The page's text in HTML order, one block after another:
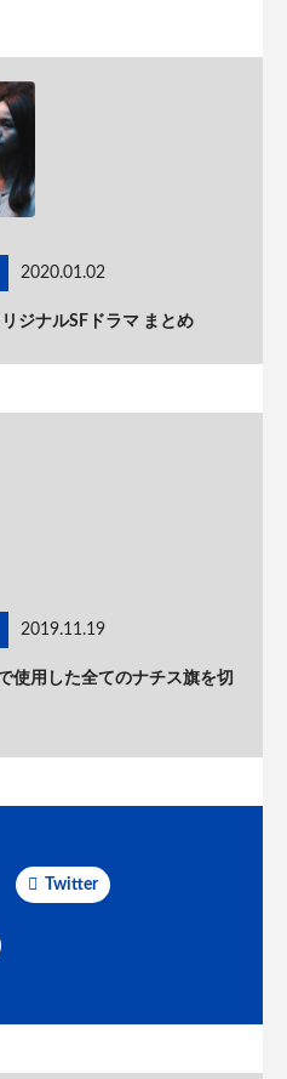
2020.01.02
ジナルSFドラマ まとめ
2019.11.19
使用した全てのナチス旗を切
Twitter